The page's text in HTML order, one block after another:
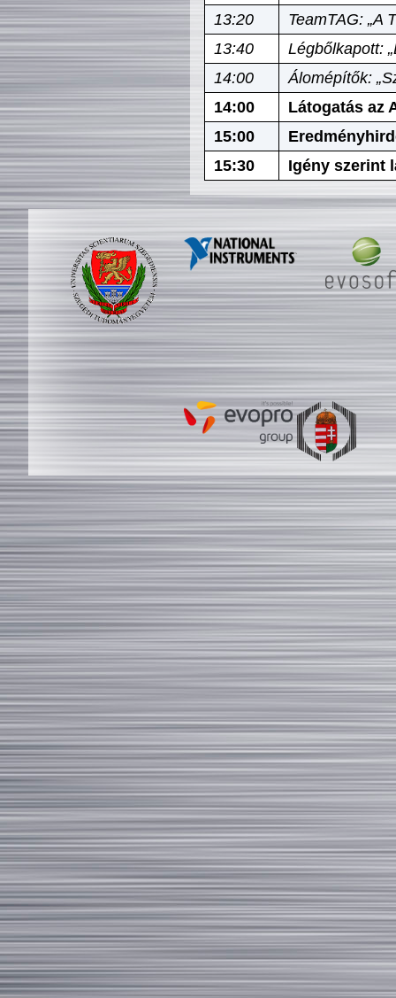
13:20
TeamTAG: „A
13:40
Légbőlkapott:
14:00
Álomépítők:
14:00
Látogatás az
15:00
15:30
Igény szerint